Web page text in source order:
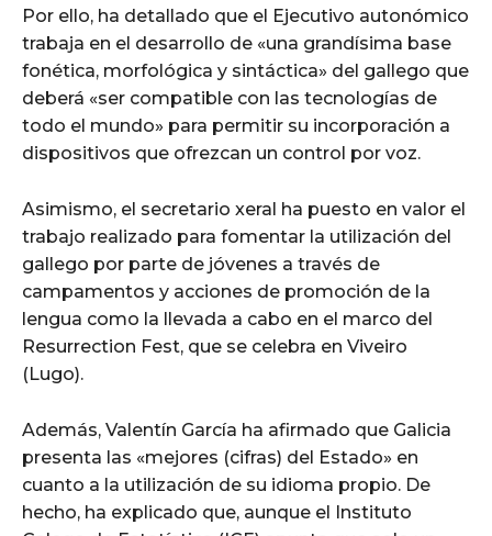
Por ello, ha detallado que el Ejecutivo autonómico
trabaja en el desarrollo de «una grandísima base
fonética, morfológica y sintáctica» del gallego que
deberá «ser compatible con las tecnologías de
todo el mundo» para permitir su incorporación a
dispositivos que ofrezcan un control por voz.
Asimismo, el secretario xeral ha puesto en valor el
trabajo realizado para fomentar la utilización del
gallego por parte de jóvenes a través de
campamentos y acciones de promoción de la
lengua como la llevada a cabo en el marco del
Resurrection Fest, que se celebra en Viveiro
(Lugo).
Además, Valentín García ha afirmado que Galicia
presenta las «mejores (cifras) del Estado» en
cuanto a la utilización de su idioma propio. De
hecho, ha explicado que, aunque el Instituto